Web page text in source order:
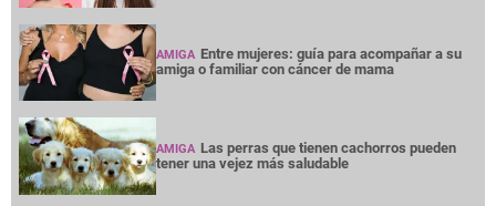
AMIGA Entre mujeres: guía para acompañar a su
amiga o familiar con cáncer de mama
AMIGA Las perras que tienen cachorros pueden
tener una vejez más saludable